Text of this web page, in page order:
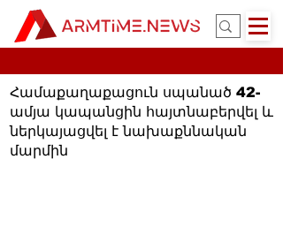
Համաքաղաքացուն սպանած 42-
ամյա կապանցին հայտնաբերվել և
ներկայացվել է նախաքննական
մարմին